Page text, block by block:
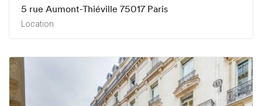
5 rue Aumont-Thiéville 75017 Paris
Location